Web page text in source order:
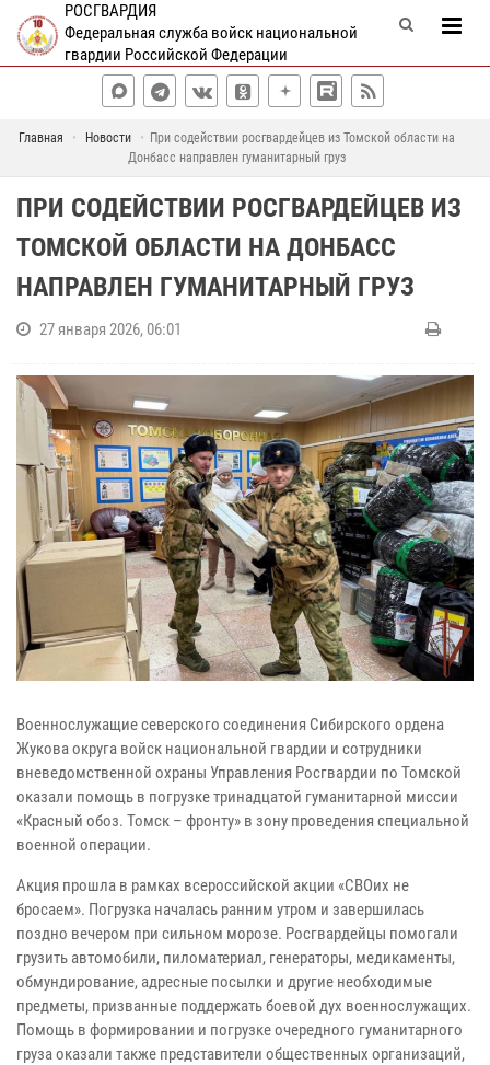
РОСГВАРДИЯ
Федеральная служба войск национальной
гвардии Российской Федерации
Главная Новости
При содействии росгвардейцев из Томской области на
Донбасс направлен гуманитарный груз
ПРИ СОДЕЙСТВИИ РОСГВАРДЕЙЦЕВ ИЗ
ТОМСКОЙ ОБЛАСТИ НА ДОНБАСС
НАПРАВЛЕН ГУМАНИТАРНЫЙ ГРУЗ
27 января 2026, 06:01
Военнослужащие северского соединения Сибирского ордена
Жукова округа войск национальной гвардии и сотрудники
вневедомственной охраны Управления Росгвардии по Томской
оказали помощь в погрузке тринадцатой гуманитарной миссии
«Красный обоз. Томск – фронту» в зону проведения специальной
военной операции.
Акция прошла в рамках всероссийской акции «СВОих не
бросаем». Погрузка началась ранним утром и завершилась
поздно вечером при сильном морозе. Росгвардейцы помогали
грузить автомобили, пиломатериал, генераторы, медикаменты,
обмундирование, адресные посылки и другие необходимые
предметы, призванные поддержать боевой дух военнослужащих.
Помощь в формировании и погрузке очередного гуманитарного
груза оказали также представители общественных организаций,